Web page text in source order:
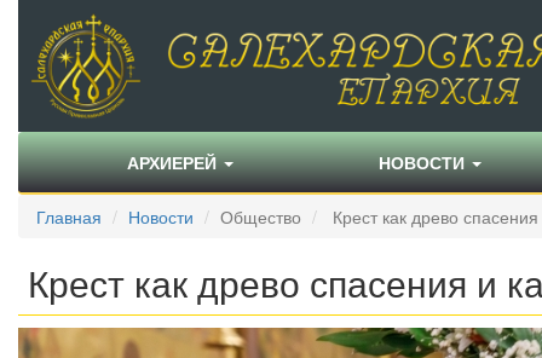
АРХИЕРЕЙ НОВОСТИ
Главная Новости Общество Крест как древо
Крест как древо спасения и